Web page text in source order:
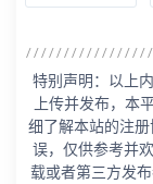
特别声明：以上
上传并发布，本
细了解本站的注
误，仅供参考并
载或者第三方发